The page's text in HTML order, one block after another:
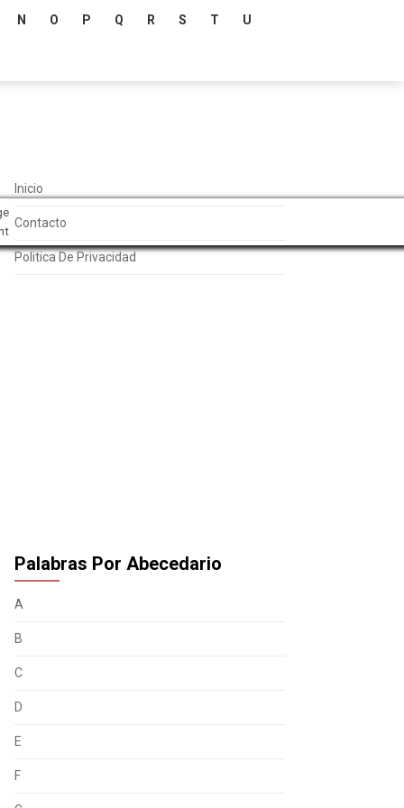
N O P Q R S T U
Inicio
Contacto
Politica De Privacidad
Palabras Por Abecedario
A
B
C
D
E
F